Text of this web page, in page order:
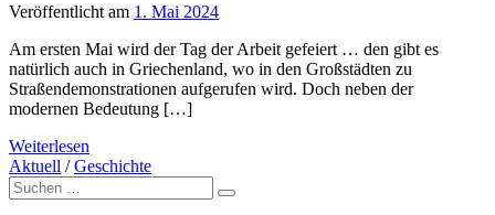
Veröffentlicht am 1. Mai 2024
Am ersten Mai wird der Tag der Arbeit gefeiert … den gibt es
natürlich auch in Griechenland, wo in den Großstädten zu
Straßendemonstrationen aufgerufen wird. Doch neben der
modernen Bedeutung […]
Weiterlesen
Aktuell /Geschichte
Suche
nach: